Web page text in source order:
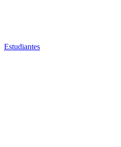
Estudiantes